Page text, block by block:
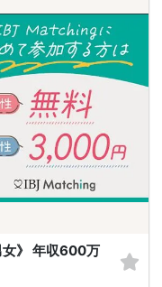
女》 年収600万